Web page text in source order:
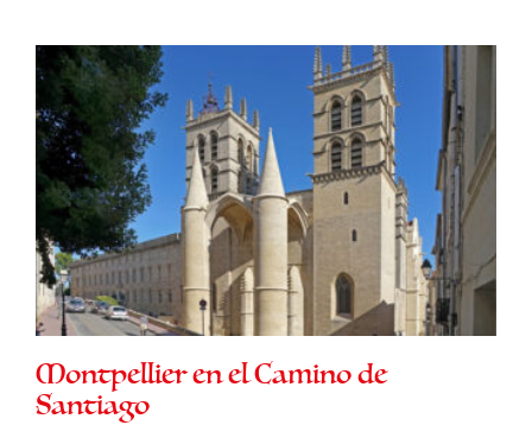
Montpellier en el Camino de
Santiago